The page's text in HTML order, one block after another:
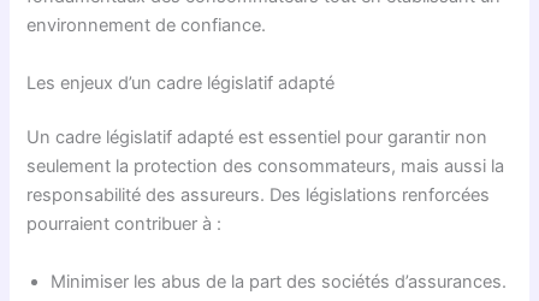
environnement de confiance.
Les enjeux d’un cadre législatif adapté
Un cadre législatif adapté est essentiel pour garantir non
seulement la protection des consommateurs, mais aussi la
responsabilité des assureurs. Des législations renforcées
pourraient contribuer à :
Minimiser les abus de la part des sociétés d’assurances.